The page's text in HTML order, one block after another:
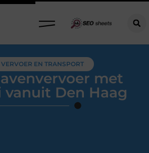
VERVOER EN TRANSPORT
met
vanuit Den Haag